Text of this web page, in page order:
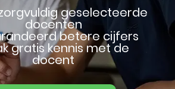
geselecteerde
docenten
betere cijfers
gratis kennis met de
docent